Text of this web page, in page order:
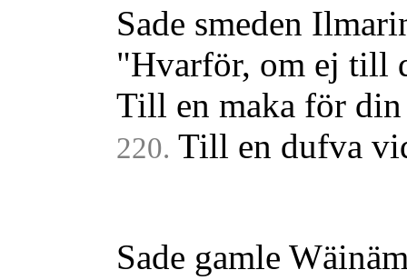
Sade smeden
"Hvarför, om ej till
Till en maka för
220. Till en dufva
Sade gamle